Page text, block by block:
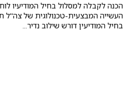
למסלול בחיל המודיעיו לוחמה
המבצעית-טכנולוגית של צה"ל תפקיד הלוחם
דורש שילוב נדיר...